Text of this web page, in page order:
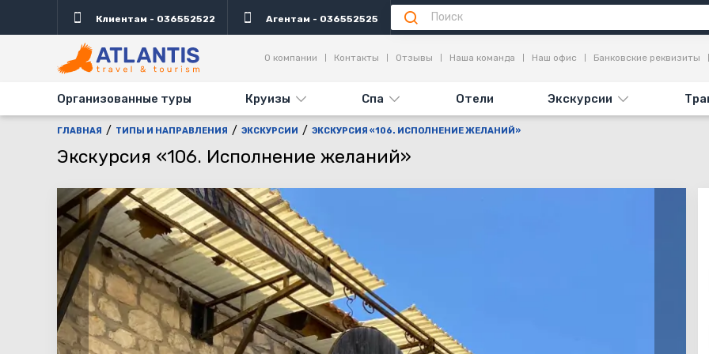
Клиентам - 036552522 Агентам - 036552525
Организованные туры Круизы Спа Отели Экскурсии
О компании Контакты Отзывы Наша команда Наш офис Банковские реквизиты
ГЛАВНАЯ ТИПЫ И НАПРАВЛЕНИЯ ЭКСКУРСИИ ЭКСКУРСИЯ «106. ИСПОЛНЕНИЕ ЖЕЛАНИЙ»
Экскурсия «106. Исполнение желаний»
Описание Важно Дни выезда Информация Достопримечательности Отзывы (2)